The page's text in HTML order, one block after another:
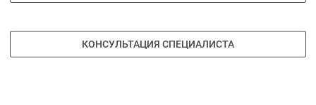
КОНСУЛЬТАЦИЯ СПЕЦИАЛИСТА